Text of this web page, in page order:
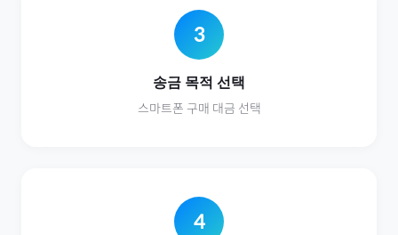
3
송금 목적 선택
스마트폰 구매 대금 선택
4